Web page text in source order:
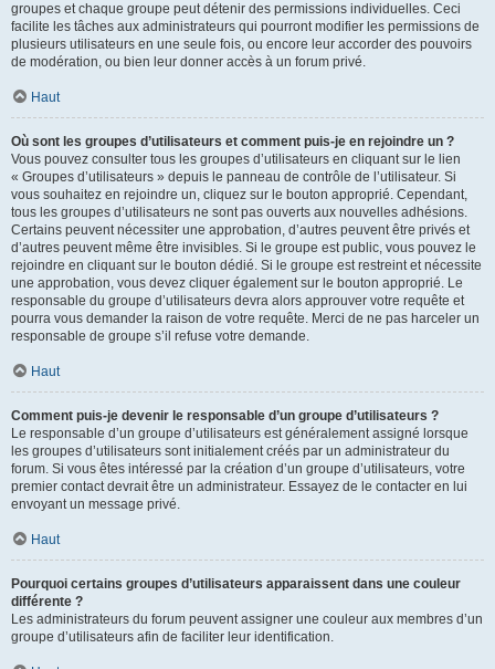
groupes et chaque groupe peut détenir des permissions individuelles. Ceci
facilite les tâches aux administrateurs qui pourront modifier les permissions de
plusieurs utilisateurs en une seule fois, ou encore leur accorder des pouvoirs
de modération, ou bien leur donner accès à un forum privé.
Haut
Où sont les groupes d’utilisateurs et comment puis-je en rejoindre un ?
Vous pouvez consulter tous les groupes d’utilisateurs en cliquant sur le lien
« Groupes d’utilisateurs » depuis le panneau de contrôle de l’utilisateur. Si
vous souhaitez en rejoindre un, cliquez sur le bouton approprié. Cependant,
tous les groupes d’utilisateurs ne sont pas ouverts aux nouvelles adhésions.
Certains peuvent nécessiter une approbation, d’autres peuvent être privés et
d’autres peuvent même être invisibles. Si le groupe est public, vous pouvez le
rejoindre en cliquant sur le bouton dédié. Si le groupe est restreint et nécessite
une approbation, vous devez cliquer également sur le bouton approprié. Le
responsable du groupe d’utilisateurs devra alors approuver votre requête et
pourra vous demander la raison de votre requête. Merci de ne pas harceler un
responsable de groupe s’il refuse votre demande.
Haut
Comment puis-je devenir le responsable d’un groupe d’utilisateurs ?
Le responsable d’un groupe d’utilisateurs est généralement assigné lorsque
les groupes d’utilisateurs sont initialement créés par un administrateur du
forum. Si vous êtes intéressé par la création d’un groupe d’utilisateurs, votre
premier contact devrait être un administrateur. Essayez de le contacter en lui
envoyant un message privé.
Haut
Pourquoi certains groupes d’utilisateurs apparaissent dans une couleur
différente ?
Les administrateurs du forum peuvent assigner une couleur aux membres d’un
groupe d’utilisateurs afin de faciliter leur identification.